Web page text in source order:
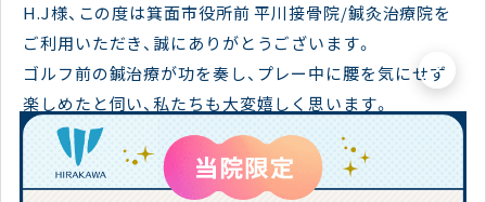
H.J様、この度は箕面市役所前 平川接骨院/鍼灸治療院を
ご利用いただき、誠にありがとうございます。
ゴルフ前の鍼治療が功を奏し、プレー中に腰を気にせず
楽しめたと伺い、私たちも大変嬉しく思います。
お客様が趣味を心から満喫できるようサポートできたこ
と、光栄に存じます。
今後もH.J様が活動的な毎日を過ごせるよう、全力でサポ
×